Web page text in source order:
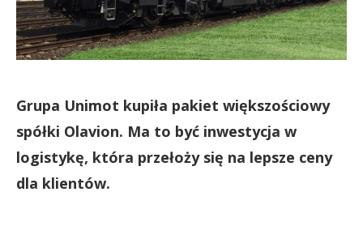
Grupa Unimot kupiła pakiet większościowy
spółki Olavion. Ma to być inwestycja w
logistykę, która przełoży się na lepsze ceny
dla klientów.